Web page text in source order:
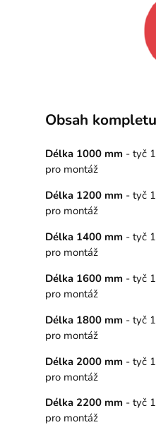
Obsah kompletu
Délka 1000 mm - tyč
pro montáž
Délka 1200 mm - tyč
pro montáž
Délka 1400 mm - tyč
pro montáž
Délka 1600 mm - tyč
pro montáž
Délka 1800 mm - tyč
pro montáž
Délka 2000 mm - tyč
pro montáž
Délka 2200 mm - tyč
pro montáž